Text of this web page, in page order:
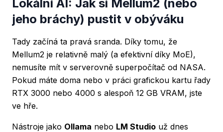
Lokální AI: Jak si Mellum2 (nebo
jeho bráchy) pustit v obýváku
Tady začíná ta pravá sranda. Díky tomu, že
Mellum2 je relativně malý (a efektivní díky MoE),
nemusíte mít v serverovně superpočítač od NASA.
Pokud máte doma nebo v práci grafickou kartu řady
RTX 3000 nebo 4000 s alespoň 12 GB VRAM, jste
ve hře.
Nástroje jako Ollama nebo LM Studio už dnes